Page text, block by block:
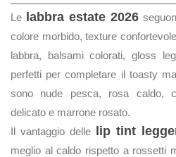
Le labbra estate 2026
colore morbido, texture
labbra, balsami colorati, gloss
perfetti per completare il toasty
sono nude pesca, rosa caldo,
delicato e marrone rosato.
Il vantaggio delle
lip tint
meglio al caldo rispetto a rossetti